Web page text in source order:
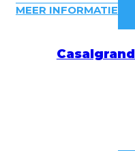
MEER INFORMATIE